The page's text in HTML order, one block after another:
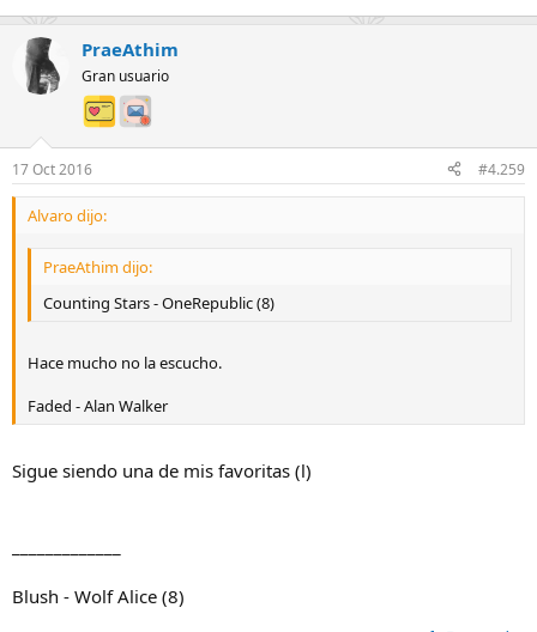
PraeAthim
Gran usuario
17 Oct 2016 #4.259
Alvaro dijo:
PraeAthim dijo:
Counting Stars - OneRepublic (8)
Hace mucho no la escucho.
Faded - Alan Walker
Sigue siendo una de mis favoritas (l)
Blush - Wolf Alice (8)